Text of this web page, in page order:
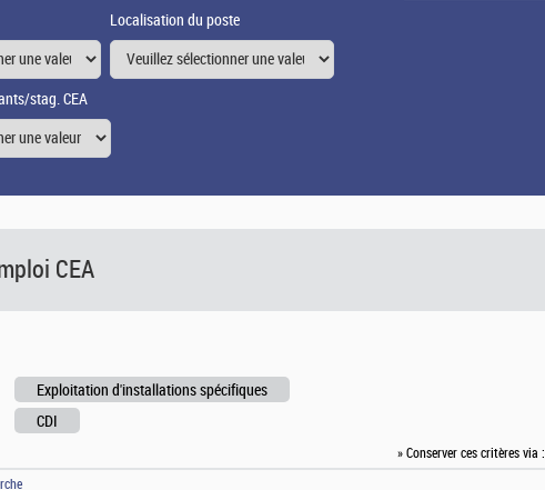
Localisation du poste
stag. CEA
CEA
Exploitation d'installations spécifiques
CDI
» Conserver ces critères via :